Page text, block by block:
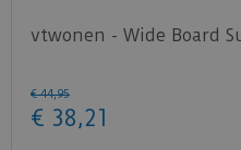
vtwonen - Wide Board
€ 44,95
€ 38,21